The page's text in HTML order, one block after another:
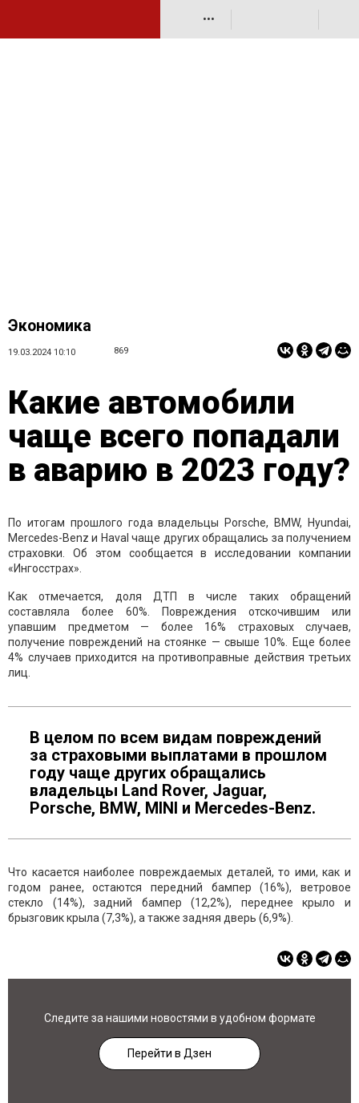
•••
Экономика
19.03.2024 10:10 869
Какие автомобили
чаще всего попадали
в аварию в 2023 году?
По итогам прошлого года владельцы Porsche, BMW, Hyundai,
Mercedes-Benz и Haval чаще других обращались за получением
страховки. Об этом сообщается в исследовании компании
«Ингосстрах».
Как отмечается, доля ДТП в числе таких обращений
составляла более 60%. Повреждения отскочившим или
упавшим предметом — более 16% страховых случаев,
получение повреждений на стоянке — свыше 10%. Еще более
4% случаев приходится на противоправные действия третьих
лиц.
В целом по всем видам повреждений
за страховыми выплатами в прошлом
году чаще других обращались
владельцы Land Rover, Jaguar,
Porsche, BMW, MINI и Mercedes-Benz.
Что касается наиболее повреждаемых деталей, то ими, как и
годом ранее, остаются передний бампер (16%), ветровое
стекло (14%), задний бампер (12,2%), переднее крыло и
брызговик крыла (7,3%), а также задняя дверь (6,9%).
Следите за нашими новостями в удобном формате
Перейти в Дзен